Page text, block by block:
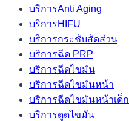
บริการAnti Aging
บริการHIFU
บริการกระชับสัดส่วน
บริการฉีด PRP
บริการฉีดไขมัน
บริการฉีดไขมันหน้า
บริการฉีดไขมันหน้าเด็ก
บริการดูดไขมัน